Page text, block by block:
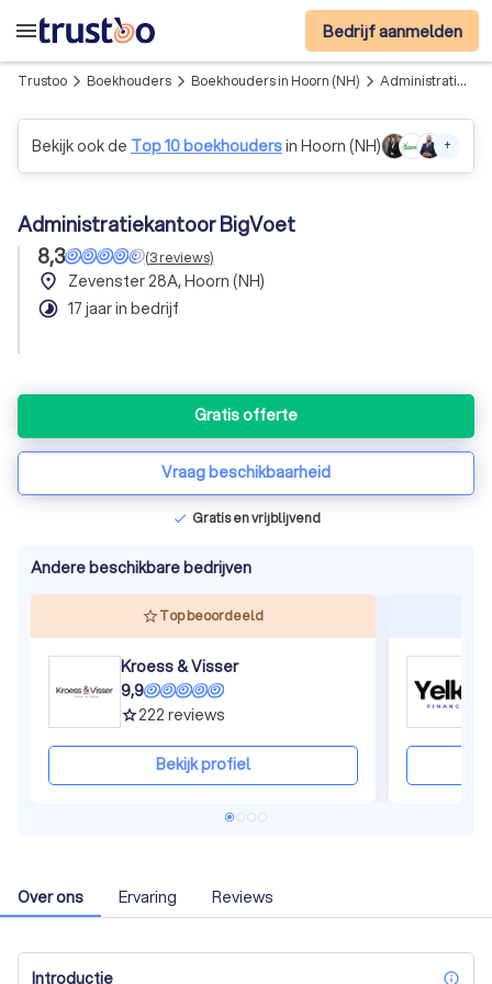
menu Bedrijf aanmelden
Trustoo arrow_forward_ios Boekhouders arrow_forward_ios Boekhouders in Hoorn (NH) arrow_forward_ios Administratiekantoor BigVoet
Bekijk ook de Top 10 boekhoudersin Hoorn (NH) +
Administratiekantoor BigVoet
8,3
(3reviews)
place Zevenster 28A, Hoorn (NH)
timelapse 17 jaar in bedrijf
Gratis offerte
Vraag beschikbaarheid
check Gratis en vrijblijvend
Andere beschikbare bedrijven
Top beoordeeld
Kroess & Visser
9,9
grade222 reviews
Bekijk profiel
Over ons Ervaring Reviews
Introductie